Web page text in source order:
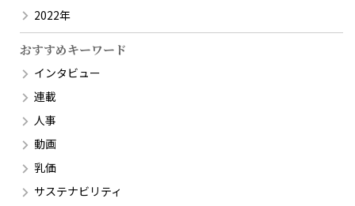
2022年
おすすめキーワード
インタビュー
連載
人事
動画
乳価
サステナビリティ